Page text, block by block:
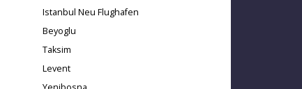
Istanbul Neu Flughafen
Beyoglu
Taksim
Levent